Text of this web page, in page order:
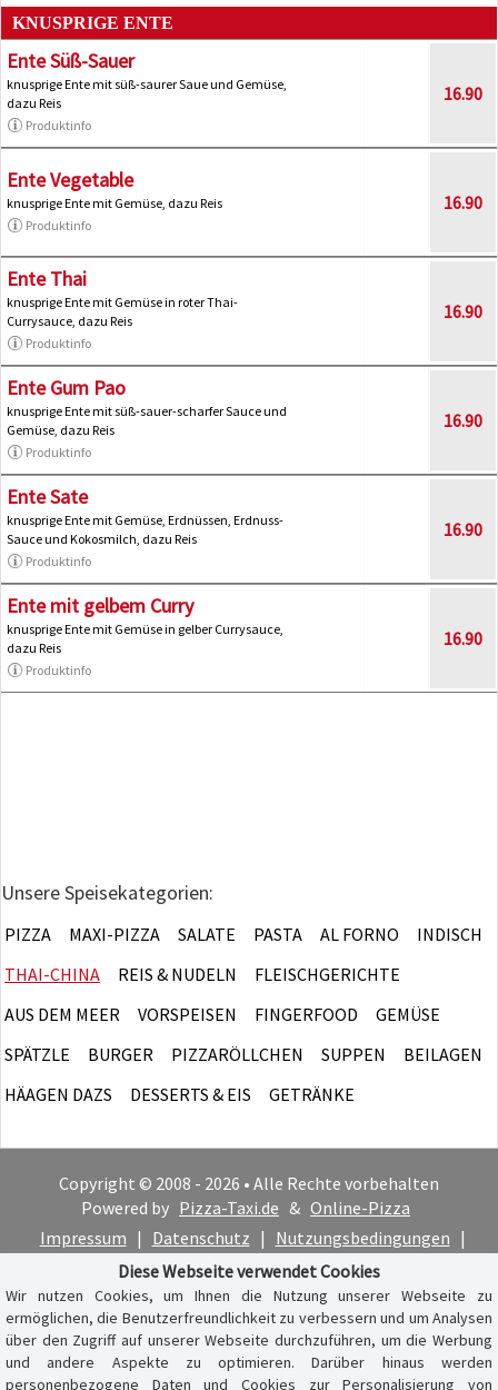
KNUSPRIGE ENTE
Ente Süß-Sauer
knusprige Ente mit süß-saurer Saue und Gemüse,
dazu Reis
Produktinfo
16.90
Ente Vegetable
knusprige Ente mit Gemüse, dazu Reis
Produktinfo
16.90
Ente Thai
knusprige Ente mit Gemüse in roter Thai-
Currysauce, dazu Reis
Produktinfo
16.90
Ente Gum Pao
knusprige Ente mit süß-sauer-scharfer Sauce und
Gemüse, dazu Reis
Produktinfo
16.90
Ente Sate
knusprige Ente mit Gemüse, Erdnüssen, Erdnuss-
Sauce und Kokosmilch, dazu Reis
Produktinfo
16.90
Ente mit gelbem Curry
knusprige Ente mit Gemüse in gelber Currysauce,
dazu Reis
Produktinfo
16.90
Unsere Speisekategorien:
PIZZA MAXI-PIZZA SALATE PASTA AL FORNO
INDISCH
THAI-CHINA
REIS & NUDELN
FLEISCHGERICHTE
AUS DEM MEER
VORSPEISEN FINGERFOOD
GEMÜSE
SPÄTZLE
BURGER PIZZARÖLLCHEN SUPPEN
BEILAGEN
HÄAGEN DAZS
DESSERTS & EIS GETRÄNKE
Copyright © 2008 - 2026 • Alle Rechte vorbehalten
Powered by Pizza-Taxi.de & Online-Pizza
Impressum | Datenschutz | Nutzungsbedingungen |
Cookie-Hinweis
Diese Webseite verwendet Cookies
Wir nutzen Cookies, um Ihnen die Nutzung unserer Webseite zu
ermöglichen, die Benutzerfreundlichkeit zu verbessern und um Analysen
über den Zugriff auf unserer Webseite durchzuführen, um die Werbung
und andere Aspekte zu optimieren. Darüber hinaus werden
personenbezogene Daten und Cookies zur Personalisierung von